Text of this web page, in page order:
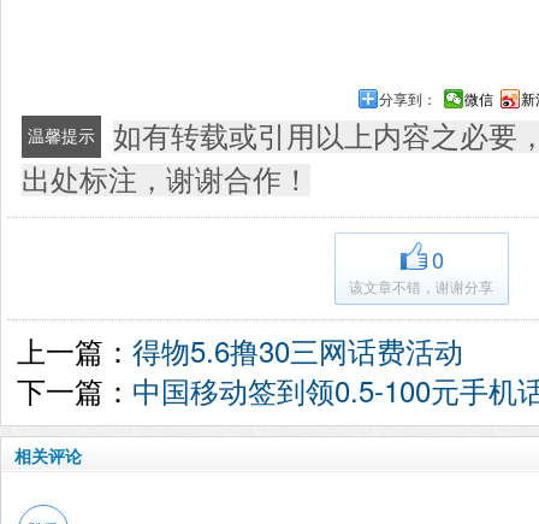
分享到： 微信 新
温馨提示
如有转载或引用以上内容之必要
出处标注，谢谢合作！
0
该文章不错，谢谢分享
上一篇： 得物5.6撸30三网话费活动
下一篇： 中国移动签到领0.5-100元手机
相关评论